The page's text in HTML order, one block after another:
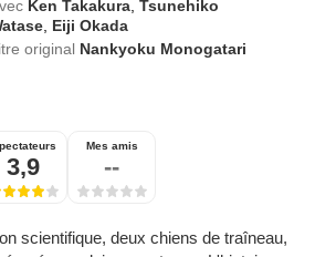
Ken Takakura ,Tsunehiko
Eiji Okada
original Nankyoku Monogatari
3,9
Mes amis
--
scientifique, deux chiens de traîneau,